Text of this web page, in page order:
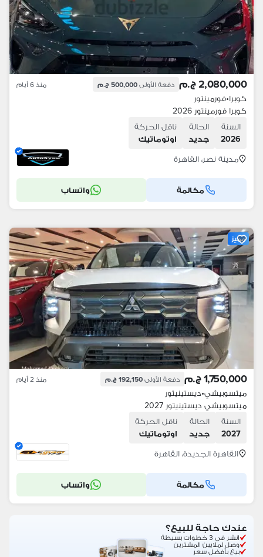
2,080,000 ج.م دفعة الأولى 500,000 ج.م منذ 6 أيام
كوبرا•فورمينتور
كوبرا فورمينتور 2026
السنة
2026
الحالة
جديد
ناقل الحركة
اوتوماتيك
مدينة نصر، القاهرة
مكالمة واتساب
مميز
1,750,000 ج.م دفعة الأولى 192,150 ج.م منذ 2 أيام
ميتسوبيشي•ديستينيتور
ميتسوبيشي ديستينيتور 2027
السنة
2027
الحالة
جديد
ناقل الحركة
اوتوماتيك
القاهرة الجديدة، القاهرة
مكالمة واتساب
عندك حاجة للبيع؟
انشر في 3 خطوات بسيطة
وصل لملايين المشترين
بيع بأفضل سعر